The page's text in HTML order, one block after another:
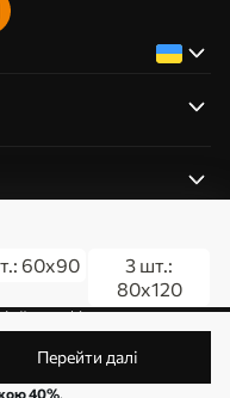
60x90
3 шт.:
80x120
Перейти далі
40%.
файли cookie
захищені. Власник:
31780602.